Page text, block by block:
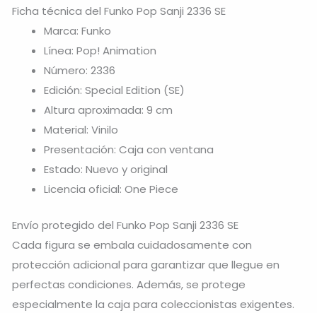
Ficha técnica del Funko Pop Sanji 2336 SE
Marca: Funko
Línea: Pop! Animation
Número: 2336
Edición: Special Edition (SE)
Altura aproximada: 9 cm
Material: Vinilo
Presentación: Caja con ventana
Estado: Nuevo y original
Licencia oficial: One Piece
Envío protegido del Funko Pop Sanji 2336 SE
Cada figura se embala cuidadosamente con
protección adicional para garantizar que llegue en
perfectas condiciones. Además, se protege
especialmente la caja para coleccionistas exigentes.